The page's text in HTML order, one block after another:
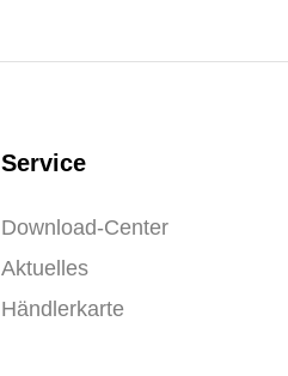
Service
Download-Center
Aktuelles
Händlerkarte